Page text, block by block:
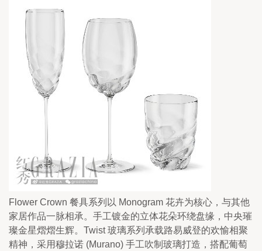
Flower Crown 餐具系列以 Monogram 花卉为核心，与其他
家居作品一脉相承。手工镀金的立体花朵环绕盘缘，中央璀
璨金星熠熠生辉。Twist 玻璃系列承载路易威登的欢愉相聚
精神，采用穆拉诺 (Murano) 手工吹制玻璃打造，搭配葡萄